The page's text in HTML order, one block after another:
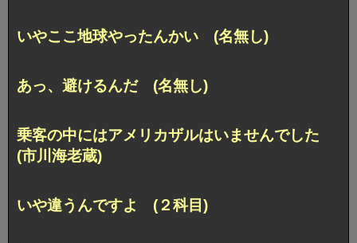
いやここ地球やったんかい (名無し)
あっ、避けるんだ (名無し)
乗客の中にはアメリカザルはいませんでした
(市川海老蔵)
いや違うんですよ (２科目)